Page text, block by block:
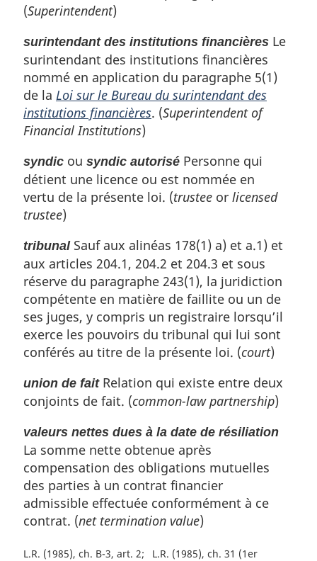
(Superintendent)
surintendant des institutions financières Le
surintendant des institutions financières
nommé en application du paragraphe 5(1)
de la Loi sur le Bureau du surintendant des
institutions financières. (Superintendent of
Financial Institutions)
syndic ou syndic autorisé Personne qui
détient une licence ou est nommée en
vertu de la présente loi. (trustee or licensed
trustee)
tribunalSauf aux alinéas 178(1) a) et a.1) et
aux articles 204.1, 204.2 et 204.3 et sous
réserve du paragraphe 243(1), la juridiction
compétente en matière de faillite ou un de
ses juges, y compris un registraire lorsqu’il
exerce les pouvoirs du tribunal qui lui sont
conférés au titre de la présente loi. (court)
union de faitRelation qui existe entre deux
conjoints de fait. (common-law partnership)
valeurs nettes dues à la date de résiliation
La somme nette obtenue après
compensation des obligations mutuelles
des parties à un contrat financier
admissible effectuée conformément à ce
contrat. (net termination value)
L.R. (1985), ch. B-3, art. 2
L.R. (1985), ch. 31 (1er